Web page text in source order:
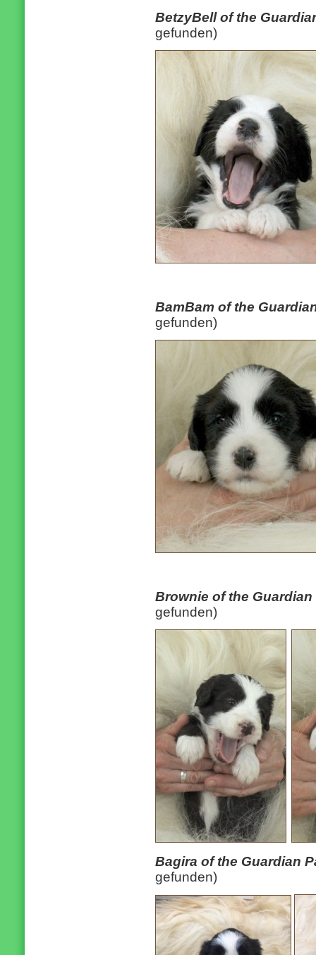
BetzyBell of the
gefunden)
BamBam of the
gefunden)
Brownie of the Guardian
gefunden)
Bagira of the Guardian
gefunden)